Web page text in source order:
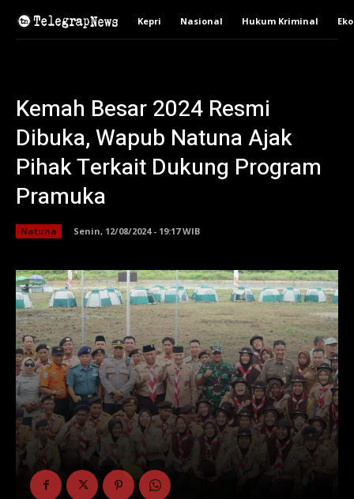
Kepri Nasional Hukum Kriminal
Kemah Besar 2024 Resmi
Dibuka, Wapub Natuna Ajak
Pihak Terkait Dukung Program
Pramuka
Natuna Senin, 12/08/2024 - 19:17 WIB